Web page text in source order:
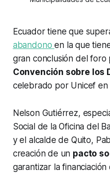
Ecuador tiene que
abandonoen la que
gran conclusión del
Convención sobre los
celebrado por Unicef en
Nelson Gutiérrez,
Social de la Oficina del
y el alcalde de Quito,
creación de un pacto
garantizar la